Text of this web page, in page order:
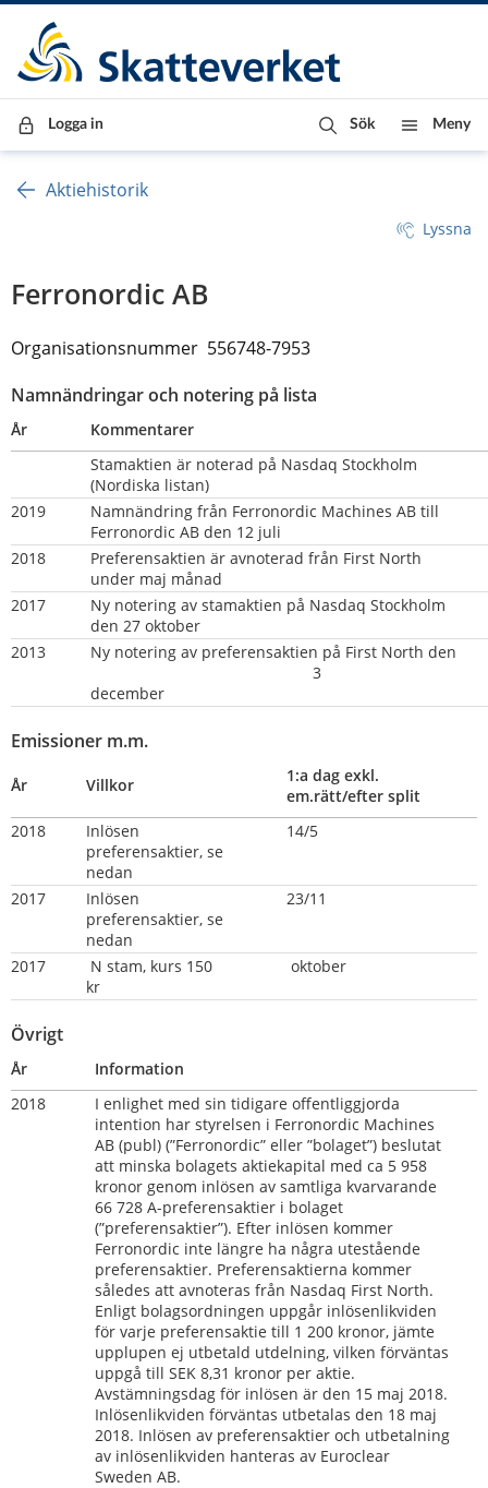
Till innehåll
Till navigationen
Till chattrobot
Logga in Sök Meny
Aktiehistorik
Lyssna
Ferronordic AB
Organisationsnummer  556748-7953
Namnändringar och notering på lista
År
Kommentarer
Stamaktien är noterad på Nasdaq Stockholm
(Nordiska listan)
2019
Namnändring från Ferronordic Machines AB till
Ferronordic AB den 12 juli
2018
Preferensaktien är avnoterad från First North
under maj månad
2017
Ny notering av stamaktien på Nasdaq Stockholm
den 27 oktober
2013
Ny notering av preferensaktien på First North den
3
december
Emissioner m.m.
År Villkor
1:a dag exkl.
em.rätt/efter split
2018
Inlösen
preferensaktier, se
nedan
14/5
2017
Inlösen
preferensaktier, se
nedan
23/11
2017
N stam, kurs 150
kr
oktober
Övrigt
År
Information
2018
I enlighet med sin tidigare offentliggjorda
intention har styrelsen i Ferronordic Machines
AB (publ) (”Ferronordic” eller ”bolaget”) beslutat
att minska bolagets aktiekapital med ca 5 958
kronor genom inlösen av samtliga kvarvarande
66 728 A-preferensaktier i bolaget
(”preferensaktier”). Efter inlösen kommer
Ferronordic inte längre ha några utestående
preferensaktier. Preferensaktierna kommer
således att avnoteras från Nasdaq First North.
Enligt bolagsordningen uppgår inlösenlikviden
för varje preferensaktie till 1 200 kronor, jämte
upplupen ej utbetald utdelning, vilken förväntas
uppgå till SEK 8,31 kronor per aktie.
Avstämningsdag för inlösen är den 15 maj 2018.
Inlösenlikviden förväntas utbetalas den 18 maj
2018. Inlösen av preferensaktier och utbetalning
av inlösenlikviden hanteras av Euroclear
Sweden AB.